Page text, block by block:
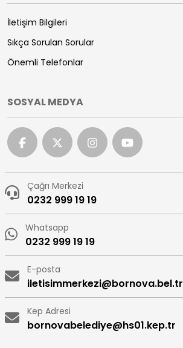
İletişim Bilgileri
Sıkça Sorulan Sorular
Önemli Telefonlar
SOSYAL MEDYA
Çağrı Merkezi
0232 999 19 19
Whatsapp
0232 999 19 19
E-posta
iletisimmerkezi@bornova.bel.tr
Kep Adresi
bornovabelediye@hs01.kep.tr